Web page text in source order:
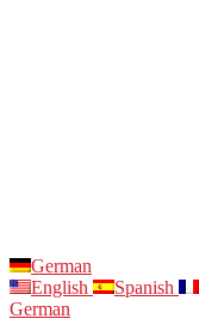
German
English
Spanish
German